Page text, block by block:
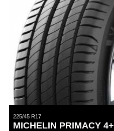
225/45 R17
MICHELIN PRIMACY 4+